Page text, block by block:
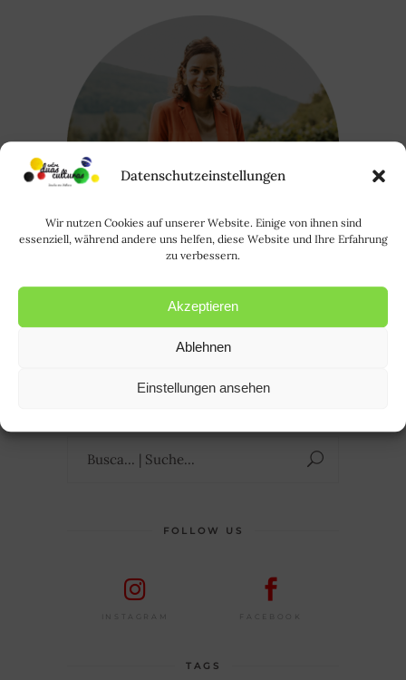
Datenschutzeinstellungen
Wir nutzen Cookies auf unserer Website. Einige von ihnen sind
essenziell, während andere uns helfen, diese Website und Ihre Erfahrung
zu verbessern.
Akzeptieren
Ablehnen
Einstellungen ansehen
Oi, eu sou a Rode. Saiba mais sobre
erfahrt ihr mehr über mich.
FOLLOW US
INSTAGRAM FACEBOOK
TAGS